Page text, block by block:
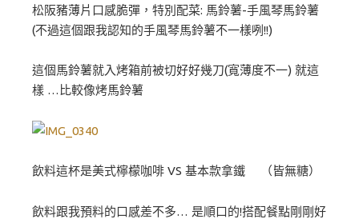
松阪豬薄片口感脆彈，特別配菜: 馬鈴薯-手風琴馬鈴薯
(不過這個跟我認知的手風琴馬鈴薯不一樣咧!!)
這個馬鈴薯就入烤箱前被切好好幾刀(寬薄度不一) 就這
樣 …比較像烤馬鈴薯
飲料這杯是美式檸檬咖啡 VS 基本款拿鐵 （皆無糖）
飲料跟我預料的口感差不多… 是順口的!搭配餐點剛剛好